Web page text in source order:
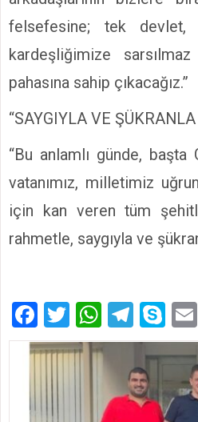
felsefesine; tek
kardeşliğimize
pahasına sahip çıkacağız.”
“SAYGIYLA VE
“Bu anlamlı günde,
vatanımız, milletimiz
için kan veren tüm
rahmetle, saygıyla ve
Facebook
Twitter